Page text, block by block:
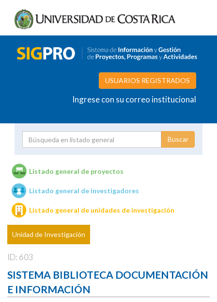
USUARIOS REGISTRADOS
Ingrese con su correo institucional
Unidades de investigación
Listado general de proyectos
Listado general de investigadores
Listado general de unidades de investigación
Unidad de Investigación
ID: 603
SISTEMA BIBLIOTECA DOCUMENTACIÓN
E INFORMACIÓN